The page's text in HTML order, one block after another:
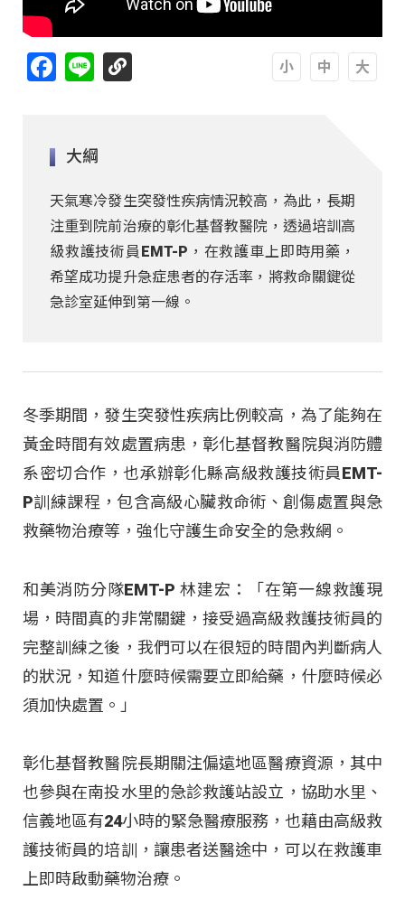
Facebook
Line
大綱
天氣寒冷發生突發性疾病情況較高，為此，長期
注重到院前治療的彰化基督教醫院，透過培訓高
級救護技術員EMT-P，在救護車上即時用藥，
希望成功提升急症患者的存活率，將救命關鍵從
急診室延伸到第一線。
冬季期間，發生突發性疾病比例較高，為了能夠在
黃金時間有效處置病患，彰化基督教醫院與消防體
系密切合作，也承辦彰化縣高級救護技術員EMT-
P訓練課程，包含高級心臟救命術、創傷處置與急
救藥物治療等，強化守護生命安全的急救網。
和美消防分隊EMT-P 林建宏：「在第一線救護現
場，時間真的非常關鍵，接受過高級救護技術員的
完整訓練之後，我們可以在很短的時間內判斷病人
的狀況，知道什麼時候需要立即給藥，什麼時候必
須加快處置。」
彰化基督教醫院長期關注偏遠地區醫療資源，其中
也參與在南投水里的急診救護站設立，協助水里、
信義地區有24小時的緊急醫療服務，也藉由高級救
護技術員的培訓，讓患者送醫途中，可以在救護車
上即時啟動藥物治療。